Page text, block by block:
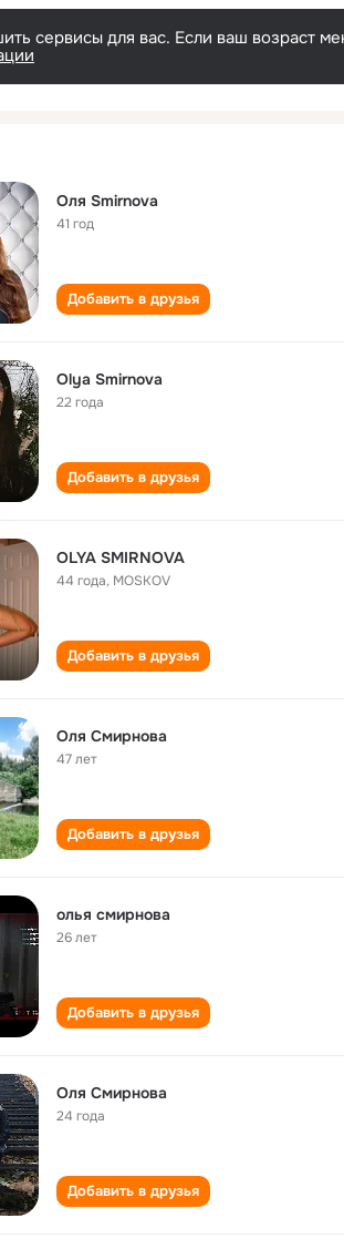
сервисы для вас. Если ваш возраст
Оля Smirnova
41 год
Добавить в друзья
Olya Smirnova
22 года
Добавить в друзья
OLYA SMIRNOVA
44 года, MOSKOV
Добавить в друзья
Оля Смирнова
47 лет
Добавить в друзья
олья смирнова
26 лет
Добавить в друзья
Оля Смирнова
24 года
Добавить в друзья